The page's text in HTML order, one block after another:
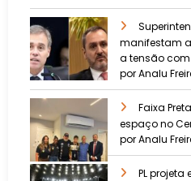
manifestam
a tensão com
por Analu
Faixa
espaço no
por Analu
PL